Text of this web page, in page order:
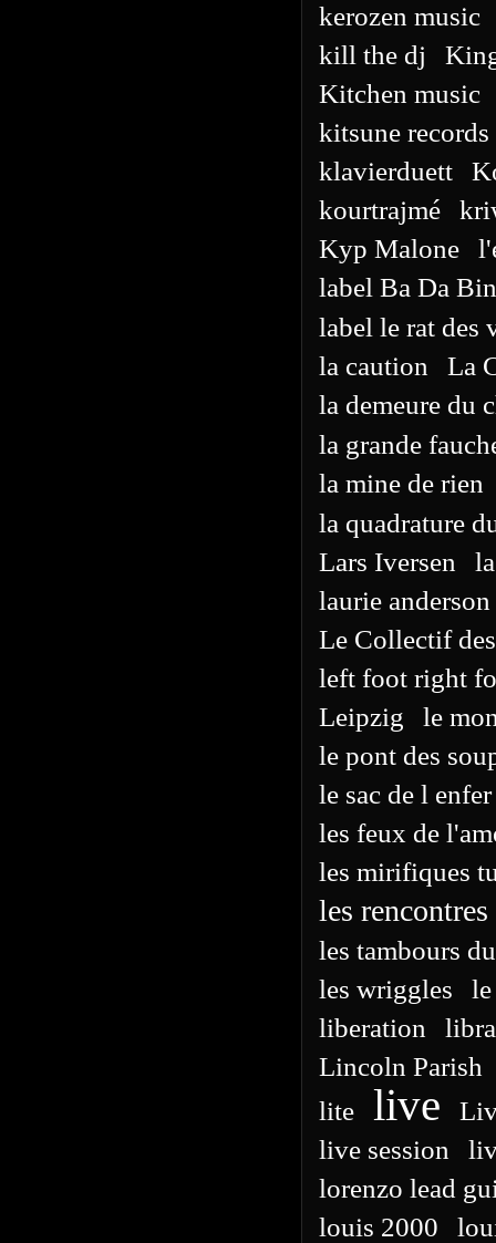
kerozen music
kill the dj
Kitchen music
kitsune
klavierduett
kourtrajmé
Kyp Malone
label Ba Da
label le rat des
la caution
La
la demeure du
la grande
la mine de rien
la quadrature
Lars Iversen
laurie anderson
Le Collectif
left foot right
Leipzig
le
le pont des
le sac de l enfer
les feux de
les mirifiques
les
les tambours
les wriggles
liberation
Lincoln Parish
lite
live
live session
lorenzo lead
louis 2000